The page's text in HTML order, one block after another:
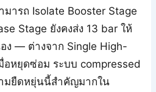
ารถ Isolate Booster Stage
Stage ยังคงส่ง 13 bar ให้
ง — ต่างจาก Single High-
อหยุดซ่อม ระบบ compressed
มยืดหยุ่นนี้สำคัญมากใน